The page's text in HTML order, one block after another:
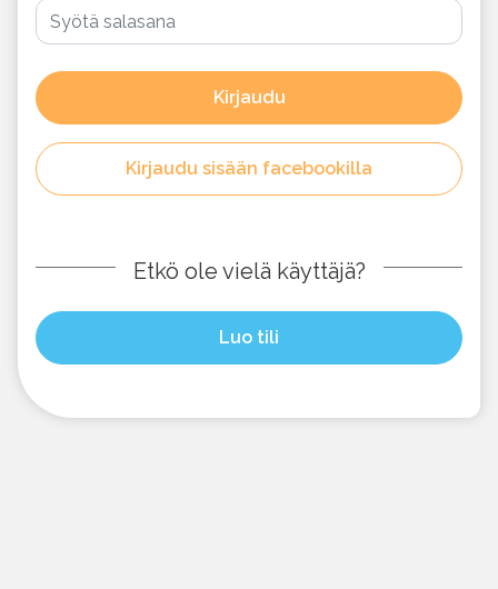
Kirjaudu
Kirjaudu sisään facebookilla
Etkö ole vielä käyttäjä?
Luo tili